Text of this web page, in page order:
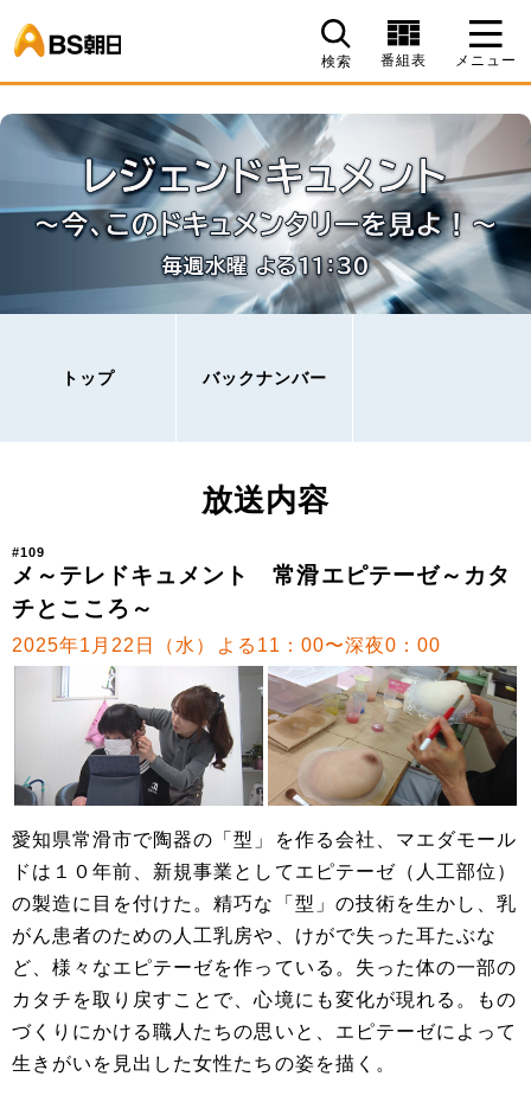
検索 番組表 メニュー
トップ バックナンバー
放送内容
#109
メ～テレドキュメント 常滑エピテーゼ～カタ
チとこころ～
2025年1月22日（水）よる11：00〜深夜0：00
愛知県常滑市で陶器の「型」を作る会社、マエダモール
ドは１０年前、新規事業としてエピテーゼ（人工部位）
の製造に目を付けた。精巧な「型」の技術を生かし、乳
がん患者のための人工乳房や、けがで失った耳たぶな
ど、様々なエピテーゼを作っている。失った体の一部の
カタチを取り戻すことで、心境にも変化が現れる。もの
づくりにかける職人たちの思いと、エピテーゼによって
生きがいを見出した女性たちの姿を描く。